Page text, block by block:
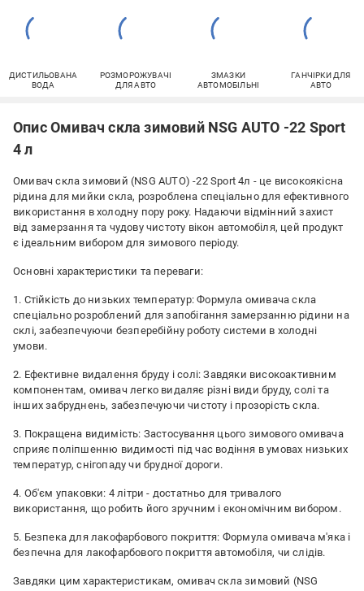
ДИСТИЛЬОВАНА
ВОДА
РОЗМОРОЖУВАЧІ
ДЛЯ АВТО
ЗМАЗКИ
АВТОМОБІЛЬНІ
ГАНЧІРКИ ДЛЯ
АВТО
Опис Омивач скла зимовий NSG AUTO -22 Sport
4 л
Омивач скла зимовий (NSG AUTO) -22 Sport 4л - це високоякісна
рідина для мийки скла, розроблена спеціально для ефективного
використання в холодну пору року. Надаючи відмінний захист
від замерзання та чудову чистоту вікон автомобіля, цей продукт
є ідеальним вибором для зимового періоду.
Основні характеристики та переваги:
1. Стійкість до низьких температур: Формула омивача скла
спеціально розроблений для запобігання замерзанню рідини на
склі, забезпечуючи безперебійну роботу системи в холодні
умови.
2. Ефективне видалення бруду і солі: Завдяки високоактивним
компонентам, омивач легко видаляє різні види бруду, солі та
інших забруднень, забезпечуючи чистоту і прозорість скла.
3. Покращена видимість: Застосування цього зимового омивача
сприяє поліпшенню видимості під час водіння в умовах низьких
температур, снігопаду чи брудної дороги.
4. Об'єм упаковки: 4 літри - достатньо для тривалого
використання, що робить його зручним і економічним вибором.
5. Безпека для лакофарбового покриття: Формула омивача м'яка і
безпечна для лакофарбового покриття автомобіля, чи слідів.
Завдяки цим характеристикам, омивач скла зимовий (NSG